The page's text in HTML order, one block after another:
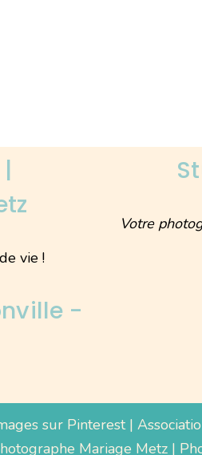
vie !
-
Votre
sur Pinterest|
Mariage Metz |